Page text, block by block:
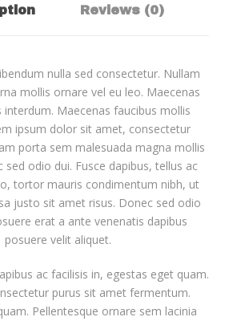
Reviews (0)
nulla sed consectetur. Nullam
mollis ornare vel eu leo. Maecenas
interdum. Maecenas faucibus mollis
ipsum dolor sit amet, consectetur
porta sem malesuada magna mollis
sed odio dui. Fusce dapibus, tellus ac
tortor mauris condimentum nibh, ut
justo sit amet risus. Donec sed odio
erat a ante venenatis dapibus
posuere velit aliquet.
ac facilisis in, egestas eget quam.
purus sit amet fermentum.
Pellentesque ornare sem lacinia